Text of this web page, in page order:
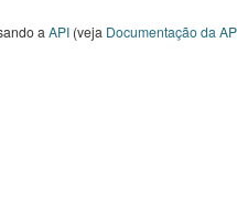
a API(veja Documentação da